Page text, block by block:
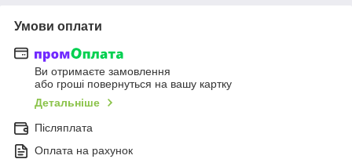
Умови оплати
Ви отримаєте замовлення
або гроші повернуться на вашу картку
Детальніше
Післяплата
Оплата на рахунок